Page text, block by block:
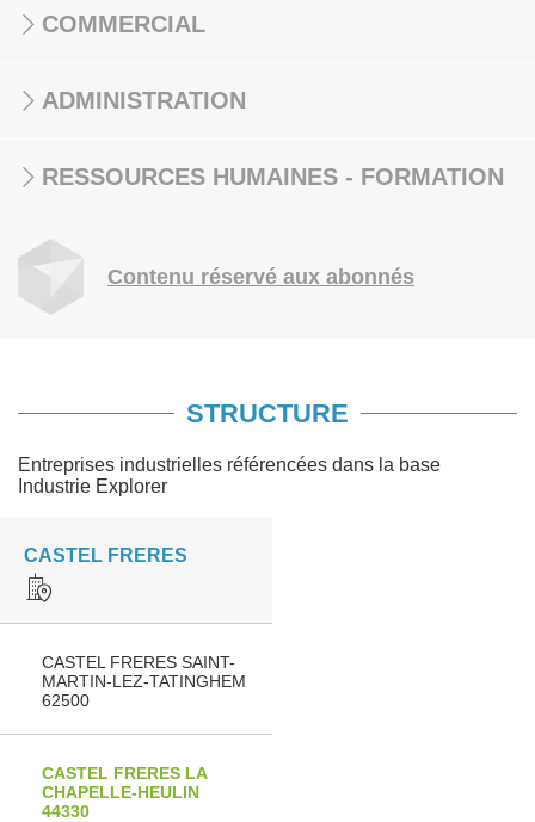
COMMERCIAL
ADMINISTRATION
RESSOURCES HUMAINES - FORMATION
Contenu réservé aux abonnés
STRUCTURE
Entreprises industrielles référencées dans la base
Industrie Explorer
CASTEL FRERES
CASTEL FRERES SAINT-
MARTIN-LEZ-TATINGHEM
62500
CASTEL FRERES LA
CHAPELLE-HEULIN
44330